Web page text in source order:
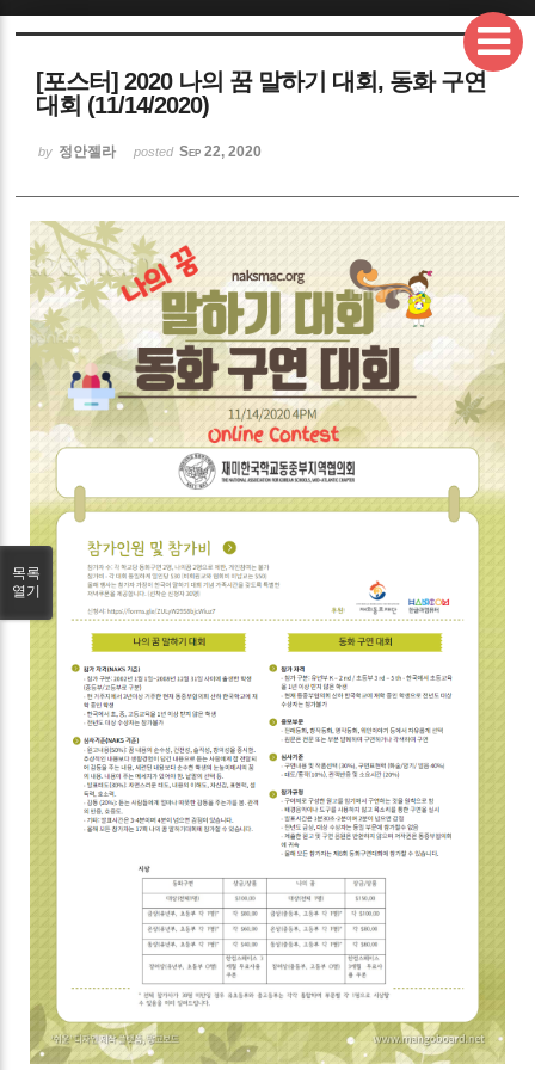
[포스터] 2020 나의 꿈 말하기 대회, 동화 구연
대회 (11/14/2020)
by 정안젤라 posted Sep 22, 2020
목록
열기
Sketchbook5, 스케치북5
Sketchbook5, 스케치북5